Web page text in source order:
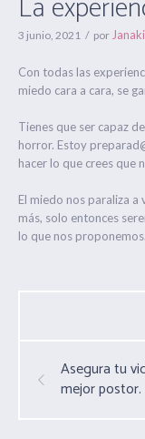
3 junio, 2021 por Janaki
Con todas las
miedo cara a cara, se
Tienes que ser capaz
horror. Estoy
hacer lo que crees que
El miedo nos paraliza a
más, solo entonces
lo que nos
Asegura tu
mejor postor.